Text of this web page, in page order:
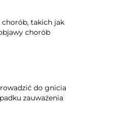
takich jak
chorób
do gnicia
zauważenia